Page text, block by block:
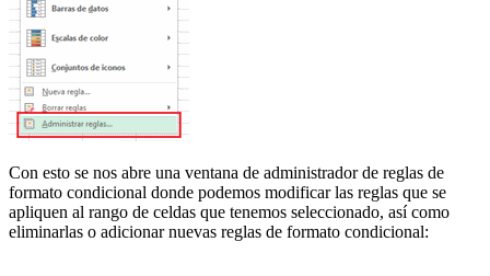
Con esto se nos abre una ventana de administrador de reglas de
formato condicional donde podemos modificar las reglas que se
apliquen al rango de celdas que tenemos seleccionado, así como
eliminarlas o adicionar nuevas reglas de formato condicional: